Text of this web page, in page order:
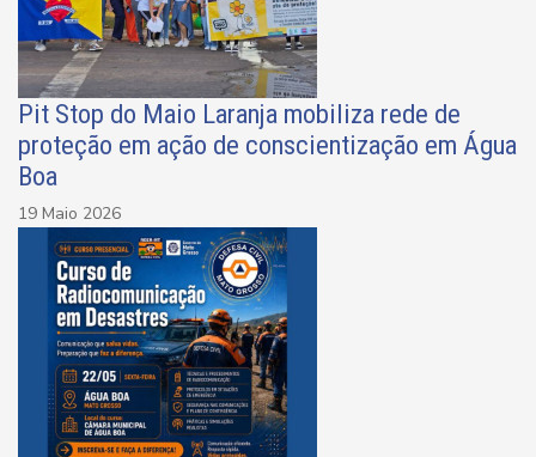
Pit Stop do Maio Laranja mobiliza rede de
proteção em ação de conscientização em Água
Boa
19 Maio 2026